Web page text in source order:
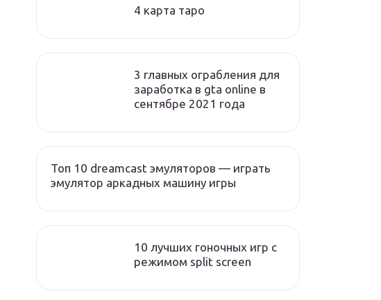
4 карта таро
3 главных ограбления для
заработка в gta online в
сентябре 2021 года
Топ 10 dreamcast эмуляторов — играть
эмулятор аркадных машину игры
10 лучших гоночных игр c
режимом split screen